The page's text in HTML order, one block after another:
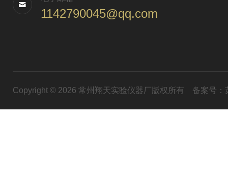
1142790045@qq.com
Copyright © 2026 常州翔天实验仪器厂版权所有 备案号：